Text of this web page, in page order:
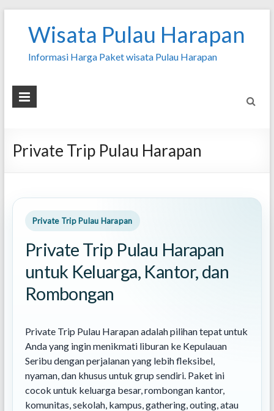
Wisata Pulau Harapan
Informasi Harga Paket wisata Pulau Harapan
Private Trip Pulau Harapan
Private Trip Pulau Harapan
Private Trip Pulau Harapan
untuk Keluarga, Kantor, dan
Rombongan
Private Trip Pulau Harapan adalah pilihan tepat untuk
Anda yang ingin menikmati liburan ke Kepulauan
Seribu dengan perjalanan yang lebih fleksibel,
nyaman, dan khusus untuk grup sendiri. Paket ini
cocok untuk keluarga besar, rombongan kantor,
komunitas, sekolah, kampus, gathering, outing, atau